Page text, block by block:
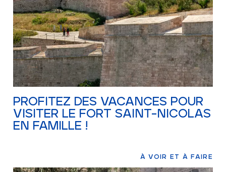
PROFITEZ DES VACANCES POUR
VISITER LE FORT SAINT-NICOLAS
EN FAMILLE !
À VOIR ET À FAIRE